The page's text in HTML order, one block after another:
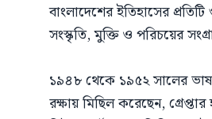
বাংলাদেশের ইতিহাসের
সংস্কৃতি, মুক্তি ও পরিচয়ের
১৯৪৮ থেকে ১৯৫২ সালের ভাষা
রক্ষায় মিছিল করেছেন,